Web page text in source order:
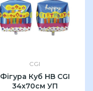
CGI
Фігура Куб HB CGI
34x70см УП